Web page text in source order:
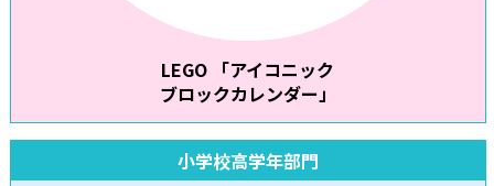
LEGO 「アイコニック
ブロックカレンダー」
小学校高学年部門